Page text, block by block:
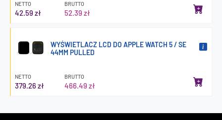
NETTO
42.59 zł
BRUTTO
52.39 zł
WYŚWIETLACZ LCD DO APPLE WATCH 5 / SE
44MM PULLED
NETTO
379.26 zł
BRUTTO
466.49 zł